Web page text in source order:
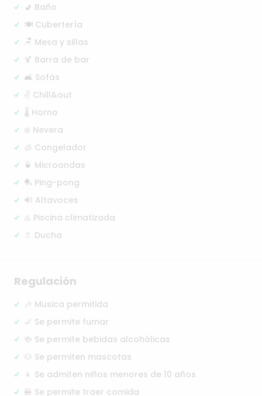
🚽 Baño
🍽️ Cubertería
🪑 Mesa y sillas
🍹 Barra de bar
🛋️ Sofás
✌️ Chill&out
🌡️ Horno
❄️ Nevera
🧊 Congelador
🍵 Microondas
🏓 Ping-pong
🔊 Altavoces
♨️ Piscina climatizada
🚿 Ducha
Regulación
🎶 Musica permitida
🚬 Se permite fumar
🍻 Se permite bebidas alcohólicas
🐶 Se permiten mascotas
👦 Se admiten niños menores de 10 años
🍔 Se permite traer comida